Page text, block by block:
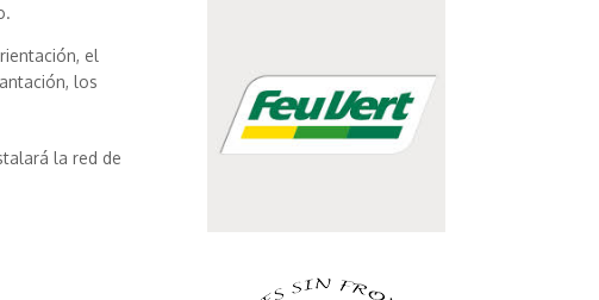
el
los
la red de